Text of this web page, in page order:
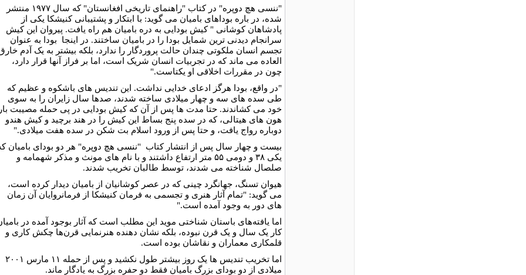
"ننسی هچ دوپره" در کتاب "راهنمای تاريخی افغانستان" که سال ۱۹۷۷ منتشر
شده، در باره بوداهاى باميان مى گويد: با ابتکار و پشتيبانی کنيشکا يکی از
پادشاهان کوشانی " کيش بودايی به دره باميان هم راه يافت. پيروان اين کيش
سرانجام ديدنی ترين شمايل بودا را در باميان ساختند. در اينجا بودا به عنوان
تجسم انسان ملکوتی چندان حالت پروردگار را ندارد، بلکه بيشتر به يک آدم
العاده می ماند که در تجربيات انسان شريک است، اما بر فراز آنها قرار دارد،
چون در مقررات اخلاقی او يکتاست."
"در واقع، بودا هرگز ادعای خدايی نداشت. اين تنديس های باشکوه و عظيم که
طی سده های سه و چهار ميلادی ساخته شدند، صدها سال زايران را به سوی
خود می کشاندند. حتا مدت ها پس از آن که کيش بودايی در پی حمله مصيبت
هون های هيتالی، که در سده پنج بساط اين کيش را در هند برچيد و کيش هندو
دوباره رواج يافت، و حتا پس از ورود اسلام بت شکن در سده هفت ميلادی."
بيست و چهار سال پس از انتشار کتاب "ننسی هچ دوپره" هر دو بودای باميان
يکی ۳۸ و دومی ۵۵ متر ارتفاع داشتند و با نام های مونث و مذکر شهمامه و
صلصال شناخته می شدند، توسط طالبان تخريب شدند.
هيوان تسنگ، جهانگرد چينی که در عصر کوشانيان از باميان ديدار کرده است،
می گويد: "تمام آثار هنری و تجسمی به فرمان کنيشکا از فرمانروايان آن زمان
های دور به وجود آمده است."
اما يافته‌های باستان شناختی مويد اين مطلب است که آثار بوجود آمده در
کار يک سال و يک قرن نبوده، بلکه نشان دهنده هنرنمايی قرن‌ها چکش کاری و
قلمکاری معماران و نقاشان بوده است.
اما تخريب تنديس ها يک روز بيشتر طول نکشيد و پس از حمله ۱۱ مارس ۲۰۰۱
ميلادی از دو بودای بزرگ باميان فقط دو حفره بزرگ به يادگار ماند.